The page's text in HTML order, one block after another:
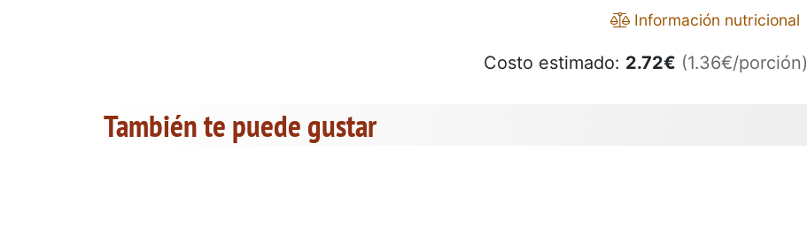
Información nutricional
Costo estimado: 2.72€ (1.36€/porción)
También te puede gustar